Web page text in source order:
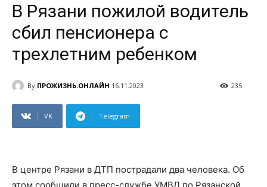
В Рязани пожилой водитель
сбил пенсионера с
трехлетним ребенком
By ПРОЖИЗНЬ.ОНЛАЙН 16.11.2023 235
VK Telegram
В центре Рязани в ДТП пострадали два человека. Об